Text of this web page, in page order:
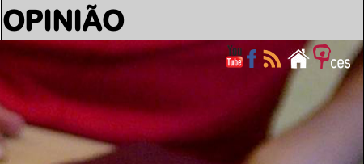
OPINIÃO